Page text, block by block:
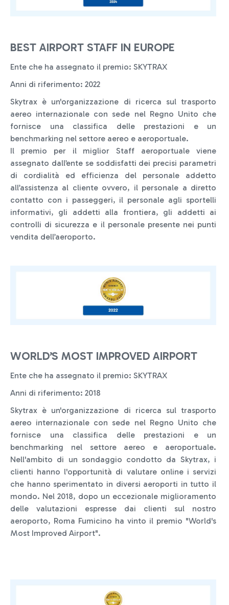
BEST AIRPORT STAFF IN EUROPE
Ente che ha assegnato il premio: SKYTRAX
Anni di riferimento: 2022
Skytrax è un'organizzazione di ricerca sul trasporto
aereo internazionale con sede nel Regno Unito che
fornisce una classifica delle prestazioni e un
benchmarking nel settore aereo e aeroportuale.
Il premio per il miglior Staff aeroportuale viene
assegnato dall’ente se soddisfatti dei precisi parametri
di cordialità ed efficienza del personale addetto
all’assistenza al cliente ovvero, il personale a diretto
contatto con i passeggeri, il personale agli sportelli
informativi, gli addetti alla frontiera, gli addetti ai
controlli di sicurezza e il personale presente nei punti
vendita dell’aeroporto.
WORLD’S MOST IMPROVED AIRPORT
Ente che ha assegnato il premio: SKYTRAX
Anni di riferimento: 2018
Skytrax è un'organizzazione di ricerca sul trasporto
aereo internazionale con sede nel Regno Unito che
fornisce una classifica delle prestazioni e un
benchmarking nel settore aereo e aeroportuale.
Nell'ambito di un sondaggio condotto da Skytrax, i
clienti hanno l'opportunità di valutare online i servizi
che hanno sperimentato in diversi aeroporti in tutto il
mondo. Nel 2018, dopo un eccezionale miglioramento
delle valutazioni espresse dai clienti sul nostro
aeroporto, Roma Fumicino ha vinto il premio "World's
Most Improved Airport".